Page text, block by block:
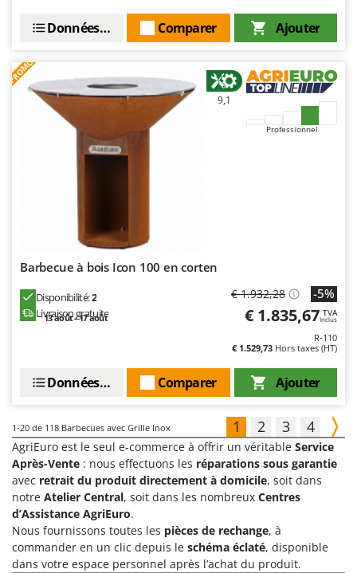
Ajouter
Comparer
Données techniques
PROMO
9,1
Professionnel
Barbecue à bois Icon 100 en corten
Disponibilité:2
Livraison gratuite
13 août - 17 août
€ 1.932,28 -5%
€ 1.835,67 TVA
Inclus
R-110
€ 1.529,73 Hors taxes (HT)
Ajouter
Comparer
Données techniques
1-20 de 118 Barbecues avec Grille Inox 1 2 3 4
AgriEuro est le seul e-commerce à offrir un véritable Service
Après-Vente : nous effectuons les réparations sous garantie
avec retrait du produit directement à domicile, soit dans
notre Atelier Central, soit dans les nombreux Centres
d’Assistance AgriEuro.
Nous fournissons toutes les pièces de rechange, à
commander en un clic depuis le schéma éclaté, disponible
dans votre espace personnel après l’achat du produit.